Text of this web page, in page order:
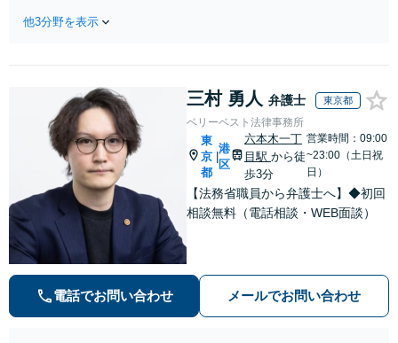
負担を軽減「弁護
士の交渉で慰謝料
金額アップ／減額
交渉も対応可」
【完全個室対応】
報開示請求をおこ
お店の風評被害対
策／売り上げ低下
防止のために尽
力」加害者側の対
応可：開示請求の
意見照会が来たと
きの対処法、被害
者との示談交渉
他3分野を表示
三村 勇人 弁護士 東京都
ベリーベスト法律事務所
東
京
都
港
区
六本木一丁
目駅 から徒
歩3分
営業時間：09:00
~23:00（土日祝
日）
【法務省職員から弁護士へ】◆初回
相談無料（電話相談・WEB面談）
電話でお問い合わせ メールでお問い合わせ